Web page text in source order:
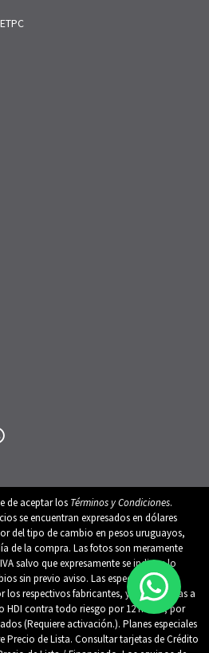
de aceptar los Términos y Condiciones.
se encuentran expresados en dólares
del tipo de cambio en pesos uruguayos,
de la compra. Las fotos son meramente
salvo que expresamente se indique lo
sin previo aviso. Las especificaciones
respectivos fabricantes, y están sujetas a
HDI contra todo riesgo por 12 meses, por
(Requiere activación.). Planes especiales
Precio de Lista. Consultar tarjetas de Crédito